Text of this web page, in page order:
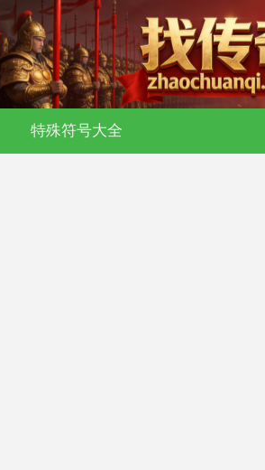
特殊符号大全